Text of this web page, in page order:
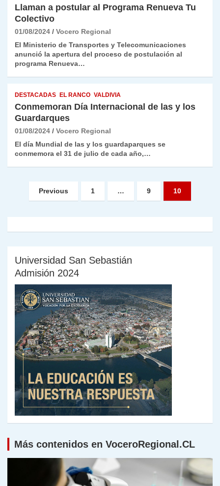
Llaman a postular al Programa Renueva Tu
Colectivo
01/08/2024
Vocero Regional
El Ministerio de Transportes y Telecomunicaciones
anunció la apertura del proceso de postulación al
programa Renueva…
DESTACADAS EL RANCO VALDIVIA
Conmemoran Día Internacional de las y los
Guardarques
01/08/2024
Vocero Regional
El día Mundial de las y los guardaparques se
conmemora el 31 de julio de cada año,…
Paginación
Previous 1 … 9 10
Universidad San Sebastián
Admisión 2024
Más contenidos en VoceroRegional.CL